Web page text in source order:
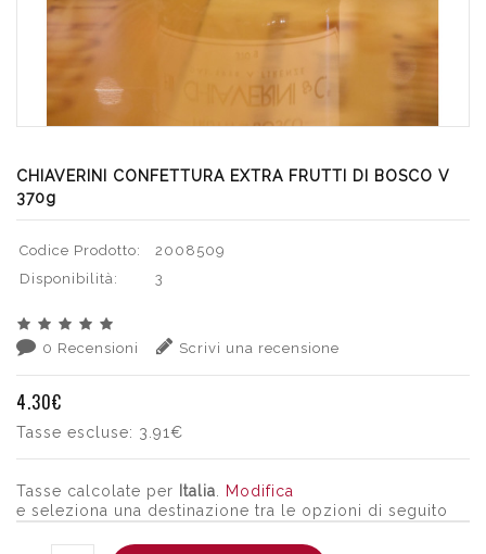
CHIAVERINI CONFETTURA EXTRA FRUTTI DI BOSCO V
370g
Codice Prodotto:
2008509
Disponibilità:
3
0 Recensioni Scrivi una recensione
4.30€
Tasse escluse: 3.91€
Tasse calcolate per Italia
Modifica
e seleziona una destinazione tra le opzioni di seguito